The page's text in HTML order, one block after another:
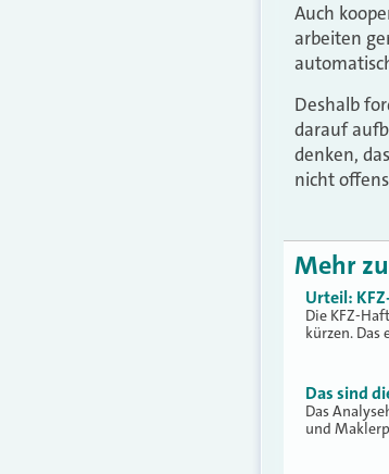
Auch
arbeiten
Deshalb
darauf
denken,
nicht
Mehr
Urteil:
Die KFZ-
kürzen. Das
Das sind
Das
und